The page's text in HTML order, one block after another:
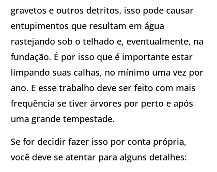
gravetos e outros detritos, isso pode causar
entupimentos que resultam em água
rastejando sob o telhado e, eventualmente, na
fundação. É por isso que é importante estar
limpando suas calhas, no mínimo uma vez por
ano. E esse trabalho deve ser feito com mais
frequência se tiver árvores por perto e após
uma grande tempestade.
Se for decidir fazer isso por conta própria,
você deve se atentar para alguns detalhes: